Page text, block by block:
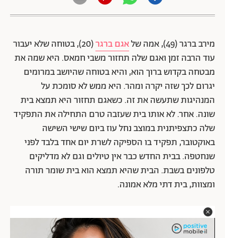
מירב ברגר (49), אמה של אגם ברגר
(20), בטוחה שלא יעבור
עוד הרבה זמן ואגם שלה תחזור משבי חמאס. היא שמה את
מבטחה בקדוש ברוך הוא, והיא בטוחה שהיושב במרומים
יגרום לכך שזה יקרה ומהר. היא ממש לא סומכת על
המנהיגות שתעשה את זה. כשאגם תחזור היא תמצא בית
שונה. אחר. לא אותו בית שעזבה טרם התחילה את התפקיד
שלה כתצפיתנית במוצב נחל עוז ביום שישי השישה
באוקטובר, תפקיד בו הספיקה לשרת יום אחד בלבד לפני
שנחטפה. בבית החדש כבר אין טיולים וגם לא מדליקים
טלפונים בשבת. הבית שהיא תמצא הוא בית שומר תורה
ומצוות, בית דתי מלא אמונה.